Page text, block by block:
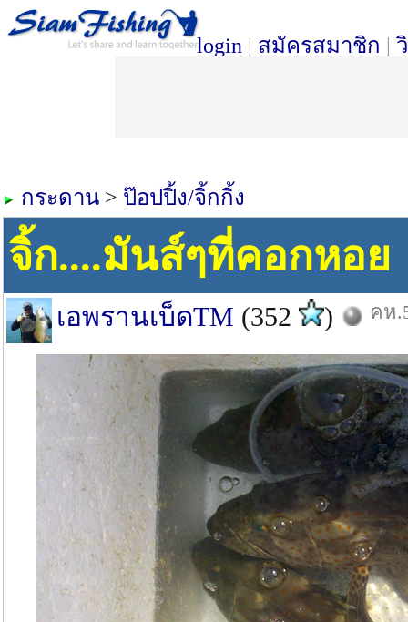
login | สมัครสมาชิก |
กระดาน > ป๊อปปิ้ง/จิ้กกิ้ง
จิ้ก....มันส์ๆที่คอกหอย
เอพรานเบ็ดTM (352 ) คห